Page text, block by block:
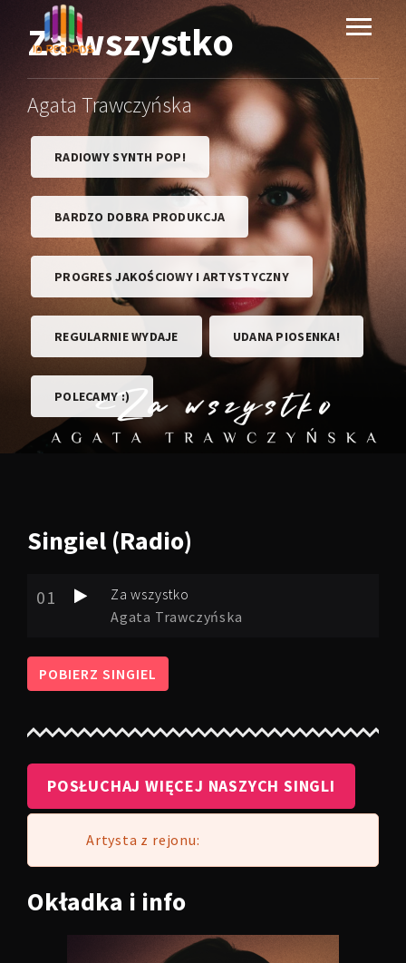
Za wszystko
Agata Trawczyńska
RADIOWY SYNTH POP!
BARDZO DOBRA PRODUKCJA
PROGRES JAKOŚCIOWY I ARTYSTYCZNY
REGULARNIE WYDAJE UDANA PIOSENKA!
POLECAMY :)
Singiel (Radio)
01
Za wszystko
Agata Trawczyńska
POBIERZ SINGIEL
POSŁUCHAJ WIĘCEJ NASZYCH SINGLI
Artysta z rejonu:
Okładka i info